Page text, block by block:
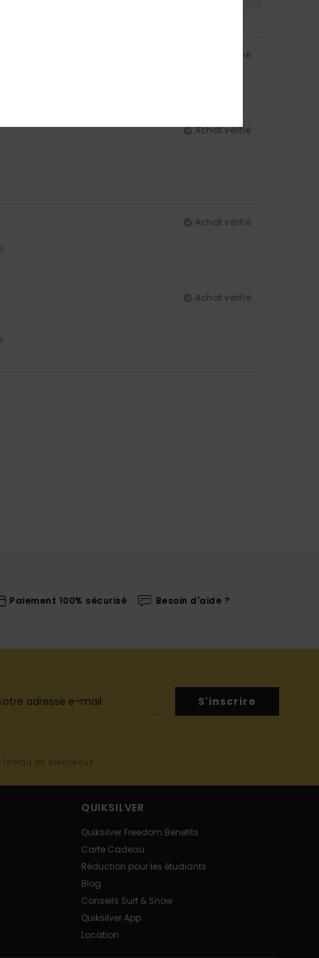
Achat vérifié
Achat vérifié
Achat vérifié
Achat vérifié
Paiement 100% sécurisé Besoin d'aide ?
S'inscrire
de bienvenue
QUIKSILVER
Quiksilver Freedom Benefits
Carte Cadeau
Réduction pour les étudiants
Blog
Conseils Surf & Snow
Quiksilver App
Location